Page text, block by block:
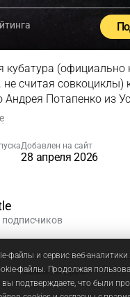
кубатура (официально
считая совкоциклы)
Андрея Потапенко из
мне дальние
соседние области,
в город Минск показал
как скорость 130 км/ч
особенность давала о
ложками, поэтому
реальным
Добавлен на сайт
28 апреля 2026
подписчиков
иливойдите, чтобы
комментарии
файлы и сервис веб-аналитики
файлы. Продолжая
вы подтверждаете, что были